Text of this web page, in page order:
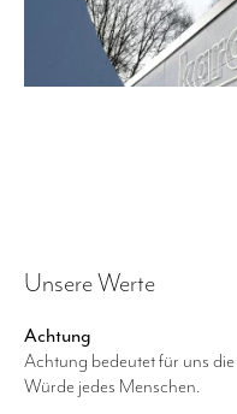
Unsere Werte
Achtung
Achtung bedeutet für uns
Würde jedes Menschen.